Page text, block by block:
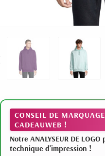
CONSEIL DE
CADEAUWEB !
Notre ANALYSEUR DE
technique d'impression !